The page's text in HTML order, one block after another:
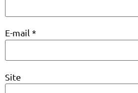
E-mail *
Site